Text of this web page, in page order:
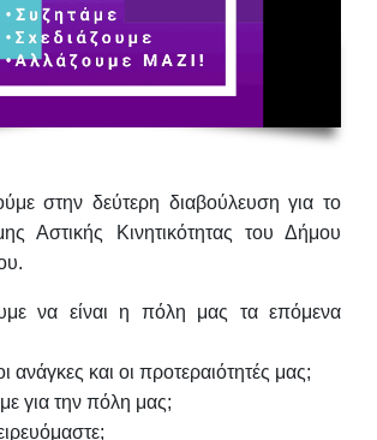
στην δεύτερη διαβούλευση για το
Αστικής Κινητικότητας του Δήμου
να είναι η πόλη μας τα επόμενα
ανάγκες και οι προτεραιότητές μας;
για την πόλη μας;